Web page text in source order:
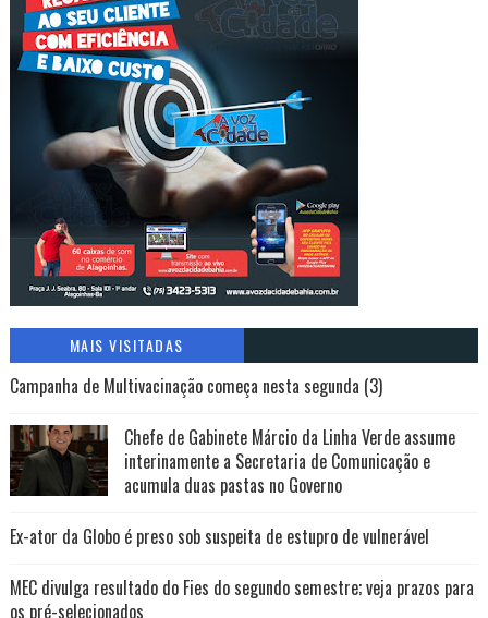
MAIS VISITADAS
Campanha de Multivacinação começa nesta segunda (3)
Chefe de Gabinete Márcio da Linha Verde assume
interinamente a Secretaria de Comunicação e
acumula duas pastas no Governo
Ex-ator da Globo é preso sob suspeita de estupro de vulnerável
MEC divulga resultado do Fies do segundo semestre; veja prazos para
os pré-selecionados